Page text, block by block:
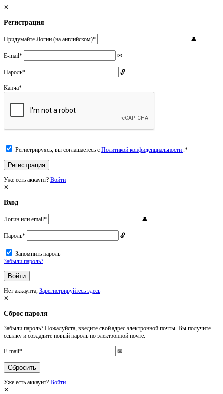
Регистрация
Придумайте Логин (на английском)*
E-mail*
Пароль*
Капча*
Регистрируясь, вы соглашаетесь с Политикой конфиденциальности .*
Уже есть аккаунт? Войти
Вход
Логин или email*
Пароль*
Запомнить пароль
Забыли пароль?
Нет аккаунта, Зарегистрируйтесь здесь
Сброс пароля
Забыли пароль? Пожалуйста, введите свой адрес электронной почты. Вы получите
ссылку и создадите новый пароль по электронной почте.
E-mail*
Уже есть аккаунт? Войти